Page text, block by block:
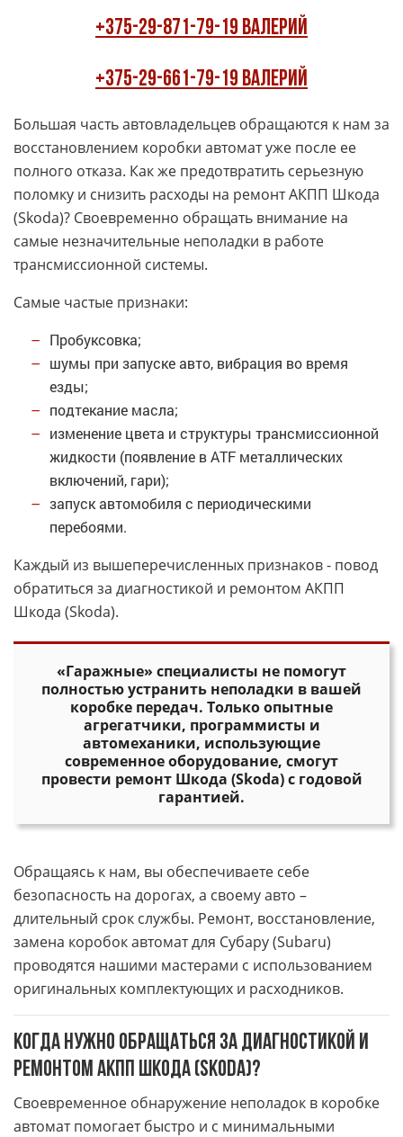
+375-29-871-79-19 Валерий
+375-29-661-79-19 Валерий
Большая часть автовладельцев обращаются к нам за
восстановлением коробки автомат уже после ее
полного отказа. Как же предотвратить серьезную
поломку и снизить расходы на ремонт АКПП Шкода
(Skoda)? Своевременно обращать внимание на
самые незначительные неполадки в работе
трансмиссионной системы.
Самые частые признаки:
Пробуксовка;
шумы при запуске авто, вибрация во время
езды;
подтекание масла;
изменение цвета и структуры трансмиссионной
жидкости (появление в ATF металлических
включений, гари);
запуск автомобиля с периодическими
перебоями.
Каждый из вышеперечисленных признаков - повод
обратиться за диагностикой и ремонтом АКПП
Шкода (Skoda).
«Гаражные» специалисты не помогут
полностью устранить неполадки в вашей
коробке передач. Только опытные
агрегатчики, программисты и
автомеханики, использующие
современное оборудование, смогут
провести ремонт Шкода (Skoda) с годовой
гарантией.
Обращаясь к нам, вы обеспечиваете себе
безопасность на дорогах, а своему авто –
длительный срок службы. Ремонт, восстановление,
замена коробок автомат для Субару (Subaru)
проводятся нашими мастерами с использованием
оригинальных комплектующих и расходников.
Когда нужно обращаться за диагностикой и
ремонтом АКПП Шкода (Skoda)?
Своевременное обнаружение неполадок в коробке
автомат помогает быстро и с минимальными